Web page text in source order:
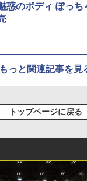
魅惑のボディ ぽっ
もっと関連記事を見
トップページに戻る